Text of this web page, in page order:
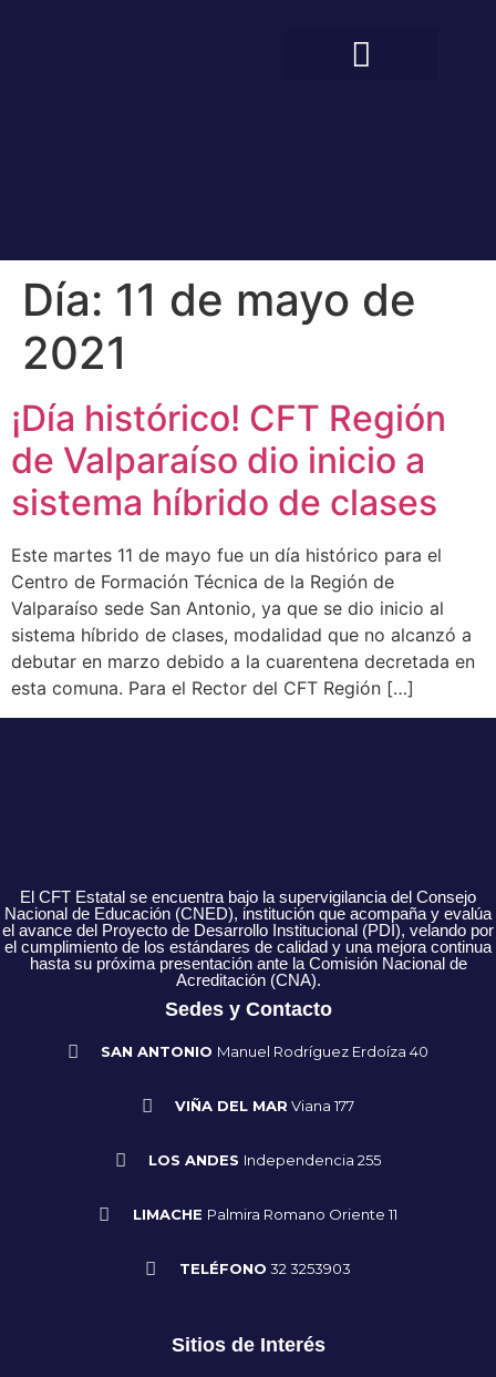
Día: 11 de mayo de
2021
¡Día histórico! CFT Región
de Valparaíso dio inicio a
sistema híbrido de clases
Este martes 11 de mayo fue un día histórico para el
Centro de Formación Técnica de la Región de
Valparaíso sede San Antonio, ya que se dio inicio al
sistema híbrido de clases, modalidad que no alcanzó a
debutar en marzo debido a la cuarentena decretada en
esta comuna. Para el Rector del CFT Región […]
El CFT Estatal se encuentra bajo la supervigilancia del Consejo
Nacional de Educación (CNED), institución que acompaña y evalúa
el avance del Proyecto de Desarrollo Institucional (PDI), velando por
el cumplimiento de los estándares de calidad y una mejora continua
hasta su próxima presentación ante la Comisión Nacional de
Acreditación (CNA).
Sedes y Contacto
SAN ANTONIO Manuel Rodríguez Erdoíza 40
VIÑA DEL MAR Viana 177
LOS ANDES Independencia 255
LIMACHE Palmira Romano Oriente 11
TELÉFONO 32 3253903
Sitios de Interés